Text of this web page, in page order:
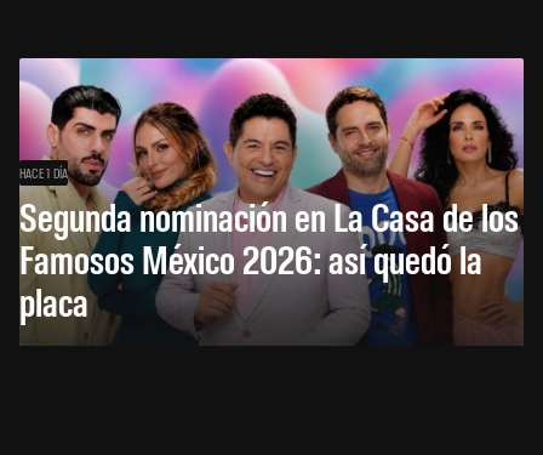
HACE 1 DÍA
Segunda nominación en La Casa de los
Famosos México 2026: así quedó la
placa